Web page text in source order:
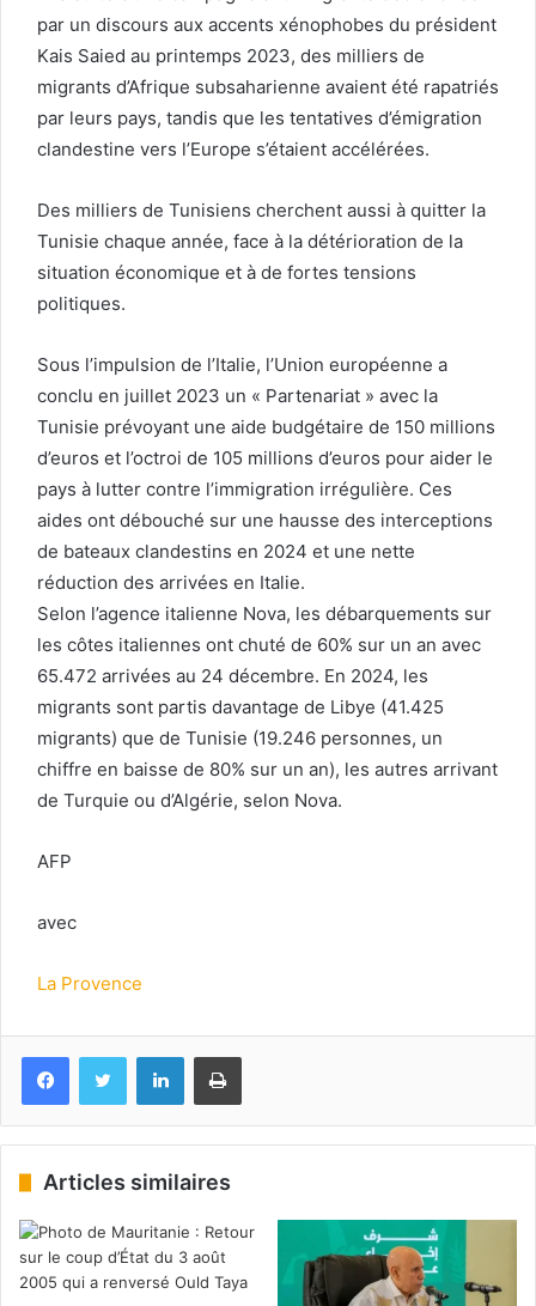
par un discours aux accents xénophobes du président
Kais Saied au printemps 2023, des milliers de
migrants d’Afrique subsaharienne avaient été rapatriés
par leurs pays, tandis que les tentatives d’émigration
clandestine vers l’Europe s’étaient accélérées.
Des milliers de Tunisiens cherchent aussi à quitter la
Tunisie chaque année, face à la détérioration de la
situation économique et à de fortes tensions
politiques.
Sous l’impulsion de l’Italie, l’Union européenne a
conclu en juillet 2023 un « Partenariat » avec la
Tunisie prévoyant une aide budgétaire de 150 millions
d’euros et l’octroi de 105 millions d’euros pour aider le
pays à lutter contre l’immigration irrégulière. Ces
aides ont débouché sur une hausse des interceptions
de bateaux clandestins en 2024 et une nette
réduction des arrivées en Italie.
Selon l’agence italienne Nova, les débarquements sur
les côtes italiennes ont chuté de 60% sur un an avec
65.472 arrivées au 24 décembre. En 2024, les
migrants sont partis davantage de Libye (41.425
migrants) que de Tunisie (19.246 personnes, un
chiffre en baisse de 80% sur un an), les autres arrivant
de Turquie ou d’Algérie, selon Nova.
AFP
avec
La Provence
FacebookTwitter LinkedinImprimer
Articles similaires